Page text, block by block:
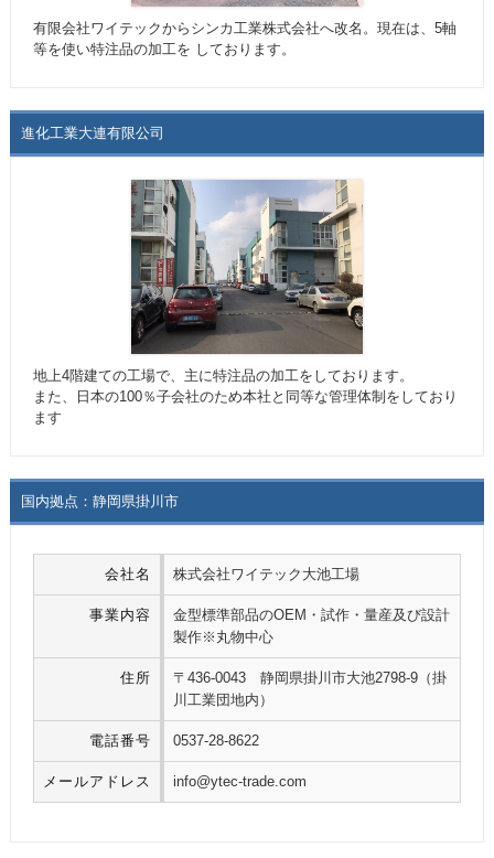
有限会社ワイテックからシンカ工業株式会社へ改名。現在は、5軸
等を使い特注品の加工を しております。
進化工業大連有限公司
地上4階建ての工場で、主に特注品の加工をしております。
また、日本の100％子会社のため本社と同等な管理体制をしており
ます
国内拠点：静岡県掛川市
会社名 株式会社ワイテック大池工場
事業内容
金型標準部品のOEM・試作・量産及び設計
製作※丸物中心
住所
〒436-0043 静岡県掛川市大池2798-9（掛
川工業団地内）
電話番号 0537-28-8622
メールアドレス info@ytec-trade.com